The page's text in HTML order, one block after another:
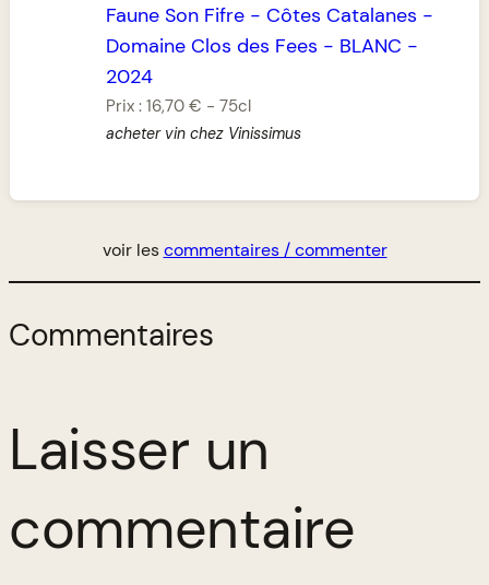
Faune Son Fifre- Côtes Catalanes -
Domaine Clos des Fees - BLANC -
2024
Prix : 16,70 € - 75cl
acheter vin chez Vinissimus
voir lescommentaires / commenter
Commentaires
Laisser un
commentaire